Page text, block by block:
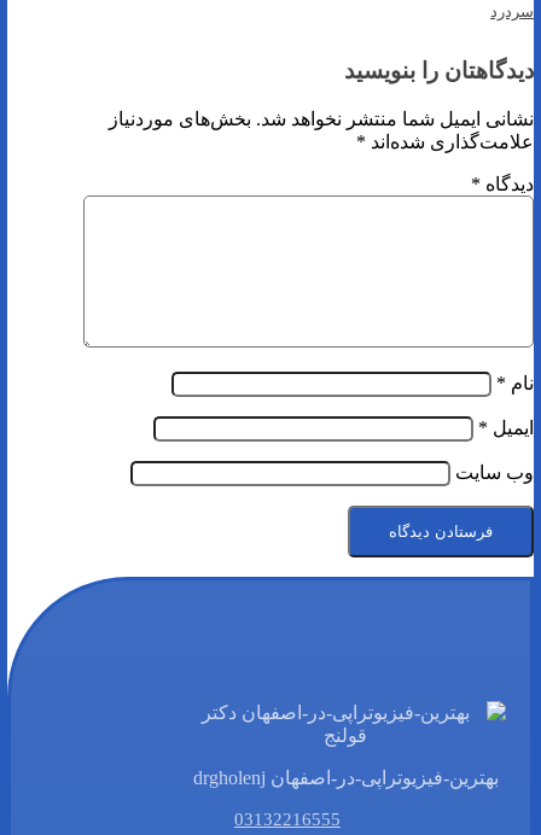
سردرد
دیدگاهتان را بنویسید
نشانی ایمیل شما منتشر نخواهد شد. بخش‌های موردنیاز
علامت‌گذاری شده‌اند *
دیدگاه *
نام *
ایمیل *
وب‌ سایت
بهترین-فیزیوتراپی-در-اصفهان drgholenj
03132216555